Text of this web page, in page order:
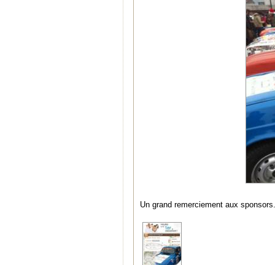
Un grand remerciement aux sponsors.